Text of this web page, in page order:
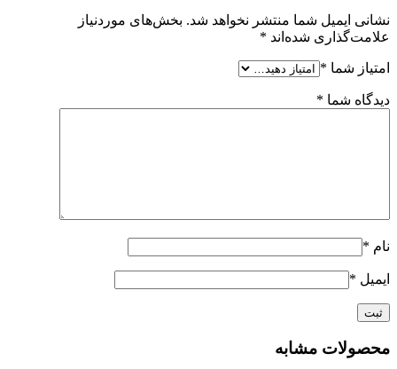
نشانی ایمیل شما منتشر نخواهد شد. بخش‌های موردنیاز
علامت‌گذاری شده‌اند *
امتیاز شما *
دیدگاه شما *
نام *
ایمیل *
محصولات مشابه